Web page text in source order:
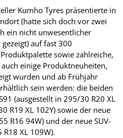
Kumho Tyres präsentierte in
(hatte sich doch vor zwei
ein nicht unwesentlicher
auf fast 300
sowie zahlreiche,
einige Produktneuheiten,
wurden und ab Frühjahr
sein werden: die beiden
(ausgestellt in 295/30 R20 XL
R19 XL 102Y) sowie der neue
R16 94W) und der neue SUV-
XL 109W).